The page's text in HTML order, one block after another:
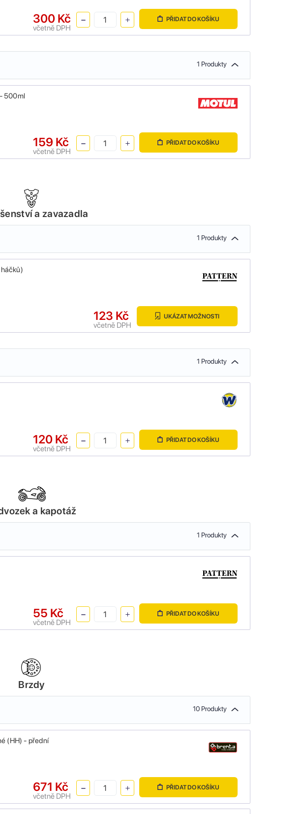
300 Kč
včetně DPH
PŘIDAT DO KOŠÍKU
1 Produkty
500ml
159 Kč
včetně DPH
PŘIDAT DO KOŠÍKU
a zavazadla
1 Produkty
123 Kč
včetně DPH
UKÁZAT MOŽNOSTI
1 Produkty
120 Kč
včetně DPH
PŘIDAT DO KOŠÍKU
a kapotáž
1 Produkty
55 Kč
včetně DPH
PŘIDAT DO KOŠÍKU
Brzdy
10 Produkty
(HH) - přední
671 Kč
včetně DPH
PŘIDAT DO KOŠÍKU